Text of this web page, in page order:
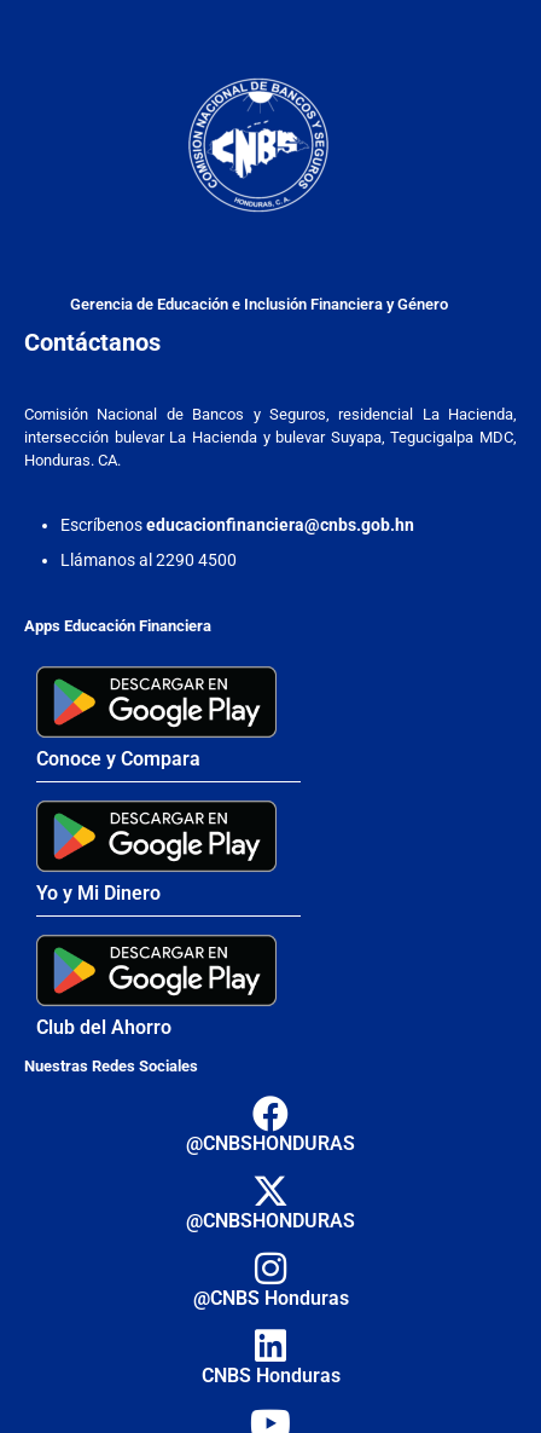
Gerencia de Educación e Inclusión Financiera y Género
Contáctanos
Comisión Nacional de Bancos y Seguros, residencial La Hacienda,
intersección bulevar La Hacienda y bulevar Suyapa, Tegucigalpa MDC,
Honduras. CA.
Escríbenoseducacionfinanciera@cnbs.gob.hn
Llámanos al 2290 4500
Apps Educación Financiera
Conoce y Compara
Yo y Mi Dinero
Club del Ahorro
Nuestras Redes Sociales
@CNBSHONDURAS
@CNBSHONDURAS
@CNBS Honduras
CNBS Honduras